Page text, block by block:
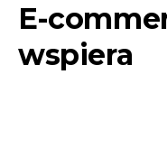
E-
wspiera